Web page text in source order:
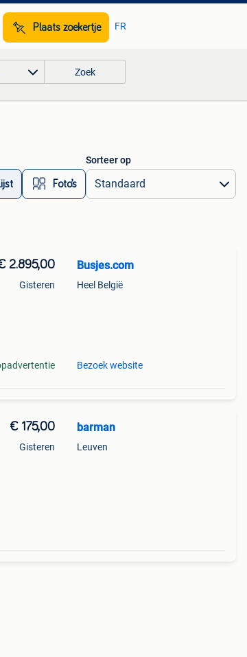
Plaats zoekertje FR
Zoek
Foto’s
Sorteer op
2.895,00
Gisteren
Busjes.com
Heel België
Bezoek website
€ 175,00
Gisteren
barman
Leuven